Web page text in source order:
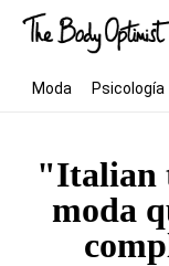
Moda Psicología
"Italian
moda